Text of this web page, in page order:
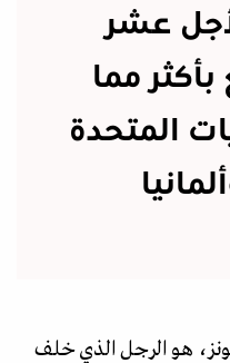
عشر
مما
المتحدة
هو الرجل الذي خلف